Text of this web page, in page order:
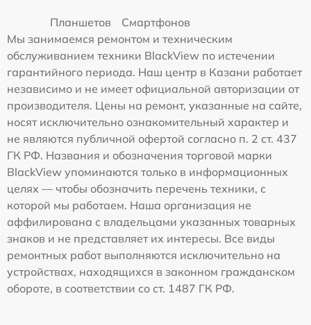
Планшетов
Смартфонов
Мы занимаемся ремонтом и техническим
обслуживанием техники BlackView по истечении
гарантийного периода. Наш центр в Казани работает
независимо и не имеет официальной авторизации от
производителя. Цены на ремонт, указанные на сайте,
носят исключительно ознакомительный характер и
не являются публичной офертой согласно п. 2 ст. 437
ГК РФ. Названия и обозначения торговой марки
BlackView упоминаются только в информационных
целях — чтобы обозначить перечень техники, с
которой мы работаем. Наша организация не
аффилирована с владельцами указанных товарных
знаков и не представляет их интересы. Все виды
ремонтных работ выполняются исключительно на
устройствах, находящихся в законном гражданском
обороте, в соответствии со ст. 1487 ГК РФ.